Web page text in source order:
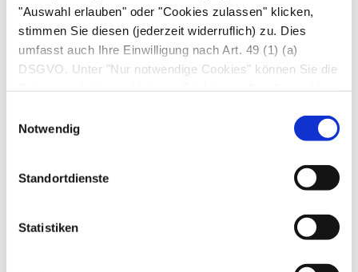
"Auswahl erlauben" oder "Cookies zulassen" klicken,
stimmen Sie diesen (jederzeit widerruflich) zu. Dies
umfasst auch Ihre Einwilligung nach Art. 49 (1) (a)
DSGVO. Unter "Nur notwendige Cookies" können Sie die
Notwendig
Standortdienste
Statistiken
Auch Laboruntersuchungen veranlasst der
Hautarzt: Beim bullösen Pemphigoid lassen sich
im Blut erhöhte IgE-Spiegel und vermehrte
Eosinophile (eine bestimmte Art der weißen
Blutkörperchen) nachweisen. Sowohl beim
Pemphigus vulgaris als auch beim Pemphigoid
Bei Schluckstörungen und Heiserkeit zieht der
Hautarzt zur Abklärung meist einen Internisten
oder HNO-Arzt hinzu.